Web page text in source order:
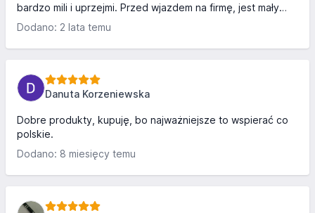
bardzo mili i uprzejmi. Przed wjazdem na firmę, jest mały
parking na którym można się zatrzymać, a przy okazji jest
Dodano: 2 lata temu
Danuta Korzeniewska
Dobre produkty, kupuję, bo najważniejsze to wspierać co
polskie.
Dodano: 8 miesięcy temu